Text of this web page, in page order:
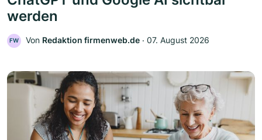
werden
FW Von Redaktion firmenweb.de ‧ 07. August 2026